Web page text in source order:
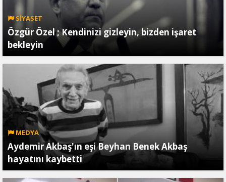
SİYASET
Özgür Özel ; Kendinizi gizleyin, bizden işaret
bekleyin
MEDYA
Aydemir Akbaş'ın eşi Beyhan Benek Akbaş
hayatını kaybetti